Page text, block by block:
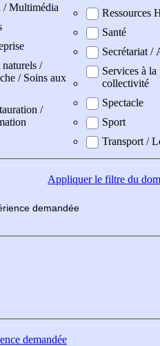
/ Multimédia
naturels /
/ Soins aux
/
Ressources
Santé
Secrétariat /
Services à la
collectivité
Spectacle
Sport
Transport /
Appliquerle filtre du
demandée
demandée